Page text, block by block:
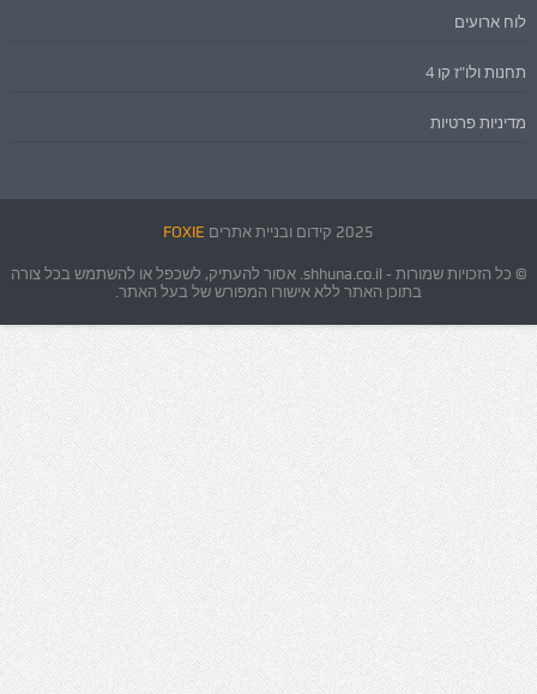
לוח ארועים
תחנות ולו"ז קו 4
מדיניות פרטיות
2025 קידום ובניית אתרים FOXIE
© כל הזכויות שמורות - shhuna.co.il. אסור להעתיק, לשכפל או להשתמש בכל צורה
בתוכן האתר ללא אישורו המפורש של בעל האתר.